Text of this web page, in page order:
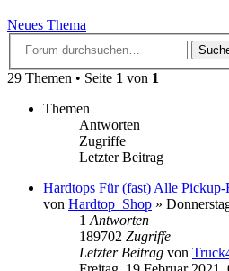
Neues Thema
29 Themen • Seite 1 von 1
Themen
Antworten
Zugriffe
Letzter Beitrag
Hardtops Für (fast) Alle Pickup-
von Hardtop_Shop »
1 Antworten
189702 Zugriffe
Letzter Beitrag von